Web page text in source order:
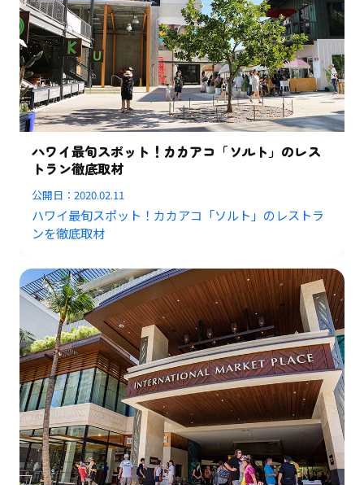
ハワイ最旬スポット！カカアコ「ソルト」のレス
トラン徹底取材
公開日：2020.02.11
ハワイ最旬スポット！カカアコ「ソルト」のレストラ
ンを徹底取材